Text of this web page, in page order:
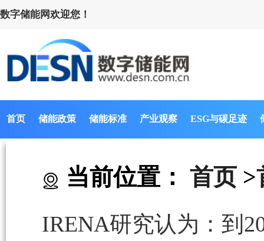
数字储能网欢迎您！
首页 储能政策 储能标准 产业观察 ESG与碳足迹
当前位置： 首页 >
IRENA研究认为：到